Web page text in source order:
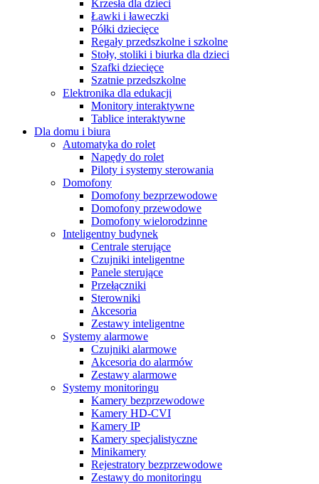
Krzesła dla dzieci
Ławki i ławeczki
Półki dziecięce
Regały przedszkolne i szkolne
Stoły, stoliki i biurka dla dzieci
Szafki dziecięce
Szatnie przedszkolne
Elektronika dla edukacji
Monitory interaktywne
Tablice interaktywne
Dla domu i biura
Automatyka do rolet
Napędy do rolet
Piloty i systemy sterowania
Domofony
Domofony bezprzewodowe
Domofony przewodowe
Domofony wielorodzinne
Inteligentny budynek
Centrale sterujące
Czujniki inteligentne
Panele sterujące
Przełączniki
Sterowniki
Akcesoria
Zestawy inteligentne
Systemy alarmowe
Czujniki alarmowe
Akcesoria do alarmów
Zestawy alarmowe
Systemy monitoringu
Kamery bezprzewodowe
Kamery HD-CVI
Kamery IP
Kamery specjalistyczne
Minikamery
Rejestratory bezprzewodowe
Zestawy do monitoringu